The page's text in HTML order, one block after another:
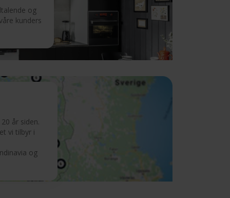
og
kunders
år siden.
vi tilbyr i
og